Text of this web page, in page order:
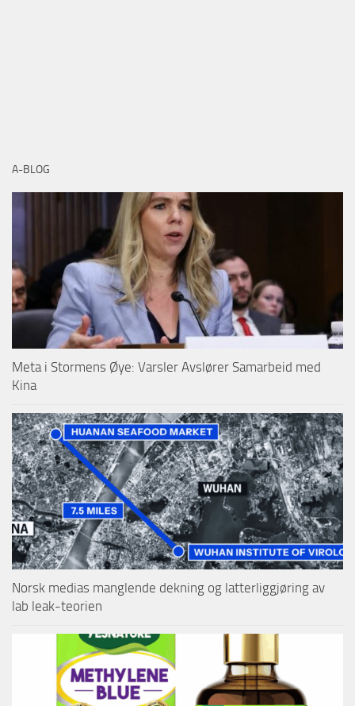
A-BLOG
Meta i Stormens Øye: Varsler Avslører Samarbeid med
Kina
Norsk medias manglende dekning og latterliggjøring av
lab leak-teorien